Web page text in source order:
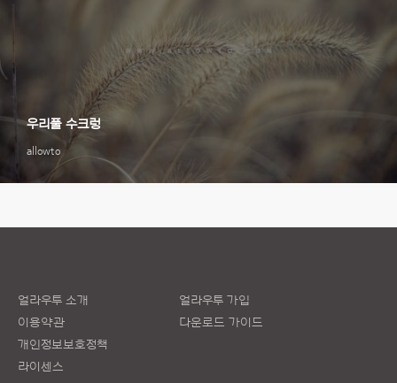
allowto
우리풀 수크렁
얼라우투 소개
이용약관
개인정보보호정책
라이센스
얼라우투 가입
다운로드 가이드